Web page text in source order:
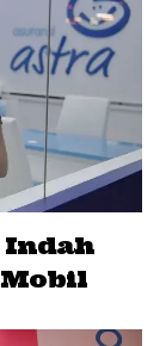
Indah